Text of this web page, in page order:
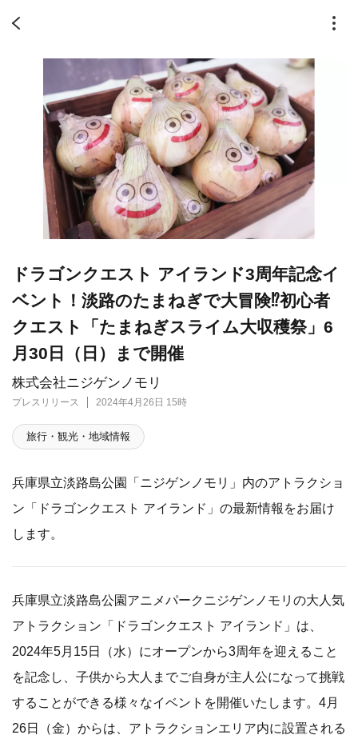
株式会社ニジゲンノモリ
プレスリリース 2024年4月26日 15時
ドラゴンクエスト アイランド3周年記念イ
ベント！淡路のたまねぎで大冒険⁉初心者
クエスト「たまねぎスライム大収穫祭」6
月30日（日）まで開催
旅行・観光・地域情報
兵庫県立淡路島公園「ニジゲンノモリ」内のアトラクショ
ン「ドラゴンクエスト アイランド」の最新情報をお届け
します。
兵庫県立淡路島公園アニメパークニジゲンノモリの大人気
アトラクション「ドラゴンクエスト アイランド」は、
2024年5月15日（水）にオープンから3周年を迎えること
を記念し、子供から大人までご自身が主人公になって挑戦
することができる様々なイベントを開催いたします。4月
26日（金）からは、アトラクションエリア内に設置される